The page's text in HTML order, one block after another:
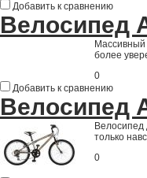
Добавить к сравнению
Велосипед
более
0
Добавить к сравнению
Велосипед
Велосипед
только
0